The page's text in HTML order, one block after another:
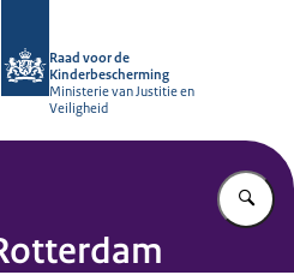
Raad voor de
Kinderbescherming
Ministerie van Justitie en
Veiligheid